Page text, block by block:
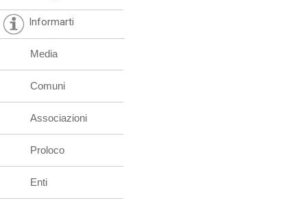
Informarti
Media
Comuni
Associazioni
Proloco
Enti